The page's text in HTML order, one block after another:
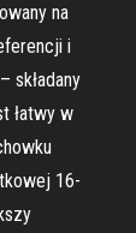
na
i
składany
łatwy w
16-